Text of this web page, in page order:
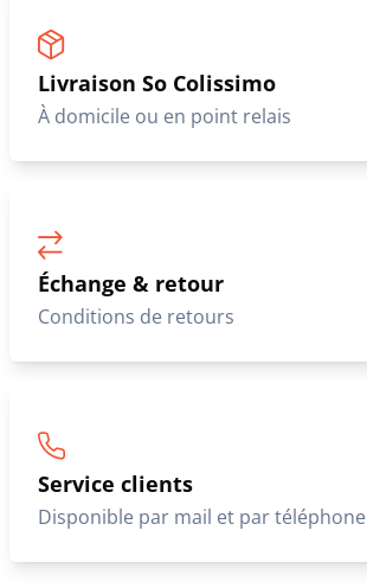
Livraison So Colissimo
À domicile ou en point relais
Échange & retour
Conditions de retours
Service clients
Disponible par mail et par téléphone